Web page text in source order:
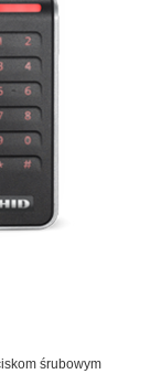
śrubowym